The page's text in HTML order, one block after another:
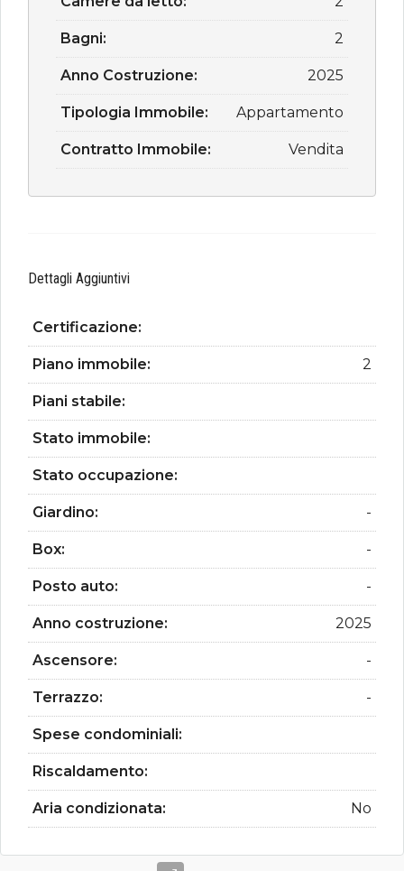
Bagni: 2
Anno Costruzione: 2025
Tipologia Immobile: Appartamento
Contratto Immobile: Vendita
Dettagli Aggiuntivi
Certificazione:
Piano immobile: 2
Piani stabile:
Stato immobile:
Stato occupazione:
Giardino: -
Box: -
Posto auto: -
Anno costruzione: 2025
Ascensore: -
Terrazzo: -
Spese condominiali:
Riscaldamento:
Aria condizionata: No